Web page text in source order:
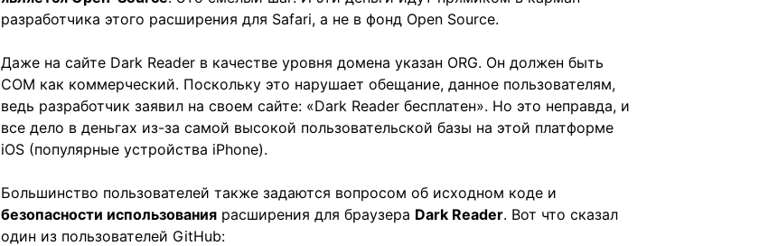
разработчика этого расширения для Safari, а не в фонд Open Source.
Даже на сайте Dark Reader в качестве уровня домена указан ORG. Он должен быть
COM как коммерческий. Поскольку это нарушает обещание, данное пользователям,
ведь разработчик заявил на своем сайте: «Dark Reader бесплатен». Но это неправда, и
все дело в деньгах из-за самой высокой пользовательской базы на этой платформе
iOS (популярные устройства iPhone).
Большинство пользователей также задаются вопросом об исходном коде и
безопасности использования расширения для браузера Dark Reader. Вот что сказал
один из пользователей GitHub: